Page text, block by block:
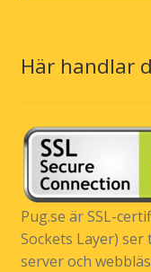
Här handlar
Pug.se är SSL-
Sockets Layer)
server och